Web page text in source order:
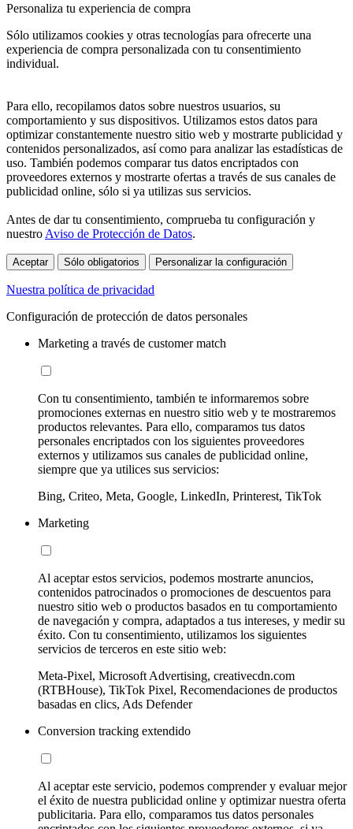
Personaliza tu experiencia de compra
Sólo utilizamos cookies y otras tecnologías para ofrecerte una
experiencia de compra personalizada con tu consentimiento
individual.
Para ello, recopilamos datos sobre nuestros usuarios, su
comportamiento y sus dispositivos. Utilizamos estos datos para
optimizar constantemente nuestro sitio web y mostrarte publicidad y
contenidos personalizados, así como para analizar las estadísticas de
uso. También podemos comparar tus datos encriptados con
proveedores externos y mostrarte ofertas a través de sus canales de
publicidad online, sólo si ya utilizas sus servicios.
Antes de dar tu consentimiento, comprueba tu configuración y
nuestro Aviso de Protección de Datos.
Aceptar Sólo obligatorios Personalizar la configuración
Nuestra política de privacidad
Configuración de protección de datos personales
Marketing a través de customer match
Con tu consentimiento, también te informaremos sobre
promociones externas en nuestro sitio web y te mostraremos
productos relevantes. Para ello, comparamos tus datos
personales encriptados con los siguientes proveedores
externos y utilizamos sus canales de publicidad online,
siempre que ya utilices sus servicios:
Bing, Criteo, Meta, Google, LinkedIn, Printerest, TikTok
Marketing
Al aceptar estos servicios, podemos mostrarte anuncios,
contenidos patrocinados o promociones de descuentos para
nuestro sitio web o productos basados en tu comportamiento
de navegación y compra, adaptados a tus intereses, y medir su
éxito. Con tu consentimiento, utilizamos los siguientes
servicios de terceros en este sitio web:
Meta-Pixel, Microsoft Advertising, creativecdn.com
(RTBHouse), TikTok Pixel, Recomendaciones de productos
basadas en clics, Ads Defender
Conversion tracking extendido
Al aceptar este servicio, podemos comprender y evaluar mejor
el éxito de nuestra publicidad online y optimizar nuestra oferta
publicitaria. Para ello, comparamos tus datos personales